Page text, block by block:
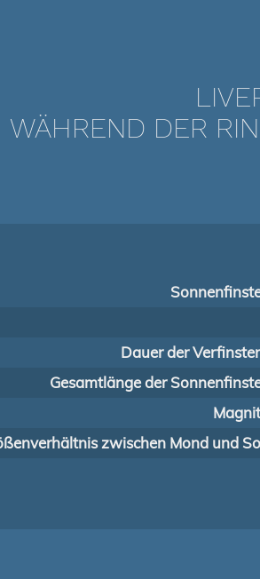
WÄHREND DER
Dauer der
Gesamtlänge der
zwischen Mond und